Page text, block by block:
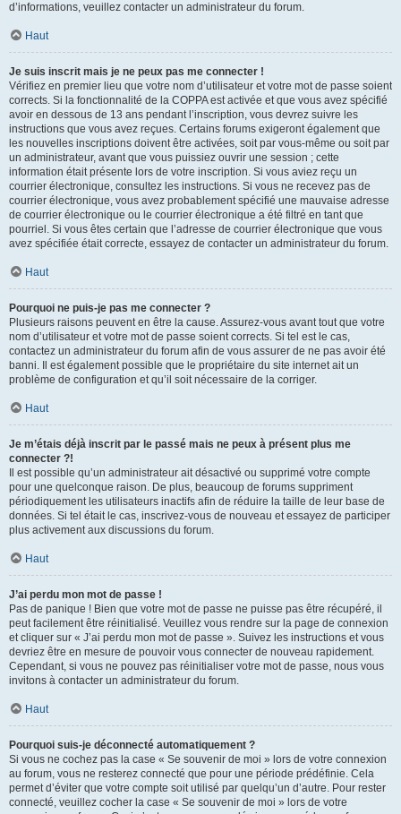
d’informations, veuillez contacter un administrateur du forum.
Haut
Je suis inscrit mais je ne peux pas me connecter !
Vérifiez en premier lieu que votre nom d’utilisateur et votre mot de passe soient
corrects. Si la fonctionnalité de la COPPA est activée et que vous avez spécifié
avoir en dessous de 13 ans pendant l’inscription, vous devrez suivre les
instructions que vous avez reçues. Certains forums exigeront également que
les nouvelles inscriptions doivent être activées, soit par vous-même ou soit par
un administrateur, avant que vous puissiez ouvrir une session ; cette
information était présente lors de votre inscription. Si vous aviez reçu un
courrier électronique, consultez les instructions. Si vous ne recevez pas de
courrier électronique, vous avez probablement spécifié une mauvaise adresse
de courrier électronique ou le courrier électronique a été filtré en tant que
pourriel. Si vous êtes certain que l’adresse de courrier électronique que vous
avez spécifiée était correcte, essayez de contacter un administrateur du forum.
Haut
Pourquoi ne puis-je pas me connecter ?
Plusieurs raisons peuvent en être la cause. Assurez-vous avant tout que votre
nom d’utilisateur et votre mot de passe soient corrects. Si tel est le cas,
contactez un administrateur du forum afin de vous assurer de ne pas avoir été
banni. Il est également possible que le propriétaire du site internet ait un
problème de configuration et qu’il soit nécessaire de la corriger.
Haut
Je m’étais déjà inscrit par le passé mais ne peux à présent plus me
connecter ?!
Il est possible qu’un administrateur ait désactivé ou supprimé votre compte
pour une quelconque raison. De plus, beaucoup de forums suppriment
périodiquement les utilisateurs inactifs afin de réduire la taille de leur base de
données. Si tel était le cas, inscrivez-vous de nouveau et essayez de participer
plus activement aux discussions du forum.
Haut
J’ai perdu mon mot de passe !
Pas de panique ! Bien que votre mot de passe ne puisse pas être récupéré, il
peut facilement être réinitialisé. Veuillez vous rendre sur la page de connexion
et cliquer sur « J’ai perdu mon mot de passe ». Suivez les instructions et vous
devriez être en mesure de pouvoir vous connecter de nouveau rapidement.
Cependant, si vous ne pouvez pas réinitialiser votre mot de passe, nous vous
invitons à contacter un administrateur du forum.
Haut
Pourquoi suis-je déconnecté automatiquement ?
Si vous ne cochez pas la case « Se souvenir de moi » lors de votre connexion
au forum, vous ne resterez connecté que pour une période prédéfinie. Cela
permet d’éviter que votre compte soit utilisé par quelqu’un d’autre. Pour rester
connecté, veuillez cocher la case « Se souvenir de moi » lors de votre